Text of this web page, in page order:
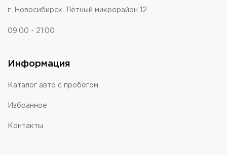
г. Новосибирск, Лётный микрорайон 12
09:00 - 21:00
Информация
Каталог авто с пробегом
Избранное
Контакты